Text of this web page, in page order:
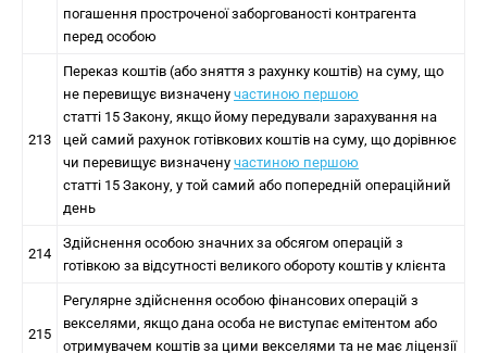
погашення простроченої заборгованості контрагента
перед особою
213
Переказ коштів (або зняття з рахунку коштів) на суму, що
не перевищує визначену частиною першою
статті 15 Закону, якщо йому передували зарахування на
цей самий рахунок готівкових коштів на суму, що дорівнює
чи перевищує визначену частиною першою
статті 15 Закону, у той самий або попередній операційний
день
214
Здійснення особою значних за обсягом операцій з
готівкою за відсутності великого обороту коштів у клієнта
215
Регулярне здійснення особою фінансових операцій з
векселями, якщо дана особа не виступає емітентом або
отримувачем коштів за цими векселями та не має ліцензії